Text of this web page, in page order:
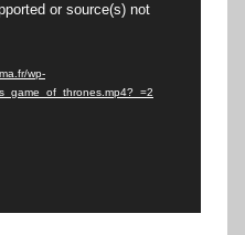
or source(s) not
wp-